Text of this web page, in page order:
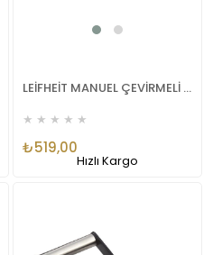
LEİFHEİT MANUEL ÇEVİRMELİ RENDE SETİ 23130
★ ★ ★ ★ ★
₺519,00
Hızlı Kargo